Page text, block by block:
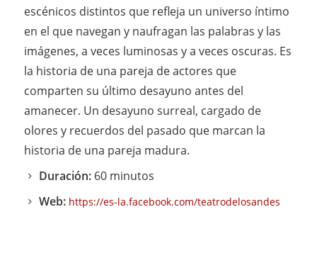
escénicos distintos que refleja un universo íntimo
en el que navegan y naufragan las palabras y las
imágenes, a veces luminosas y a veces oscuras. Es
la historia de una pareja de actores que
comparten su último desayuno antes del
amanecer. Un desayuno surreal, cargado de
olores y recuerdos del pasado que marcan la
historia de una pareja madura.
Duración: 60 minutos
Web: https://es-la.facebook.com/teatrodelosandes